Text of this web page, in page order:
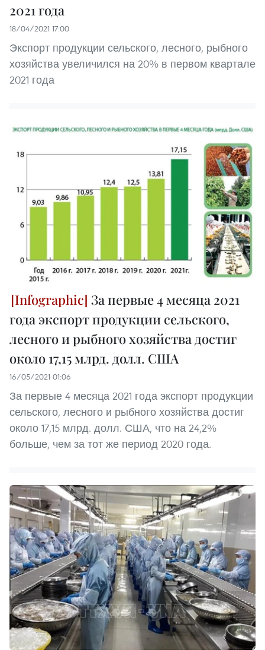
2021 года
18/04/2021 17:00
Экспорт продукции сельского, лесного, рыбного
хозяйства увеличился на 20% в первом квартале
2021 года
За первые 4 месяца 2021
года экспорт продукции сельского,
лесного и рыбного хозяйства достиг
около 17,15 млрд. долл. США
16/05/2021 01:06
За первые 4 месяца 2021 года экспорт продукции
сельского, лесного и рыбного хозяйства достиг
около 17,15 млрд. долл. США, что на 24,2%
больше, чем за тот же период 2020 года.